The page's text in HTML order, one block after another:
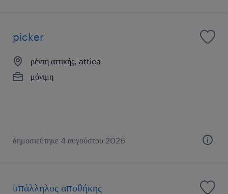
picker
ρέντη αττικής, attica
μόνιμη
δημοσιεύτηκε 4 αυγούστου 2026
υπάλληλος αποθήκης